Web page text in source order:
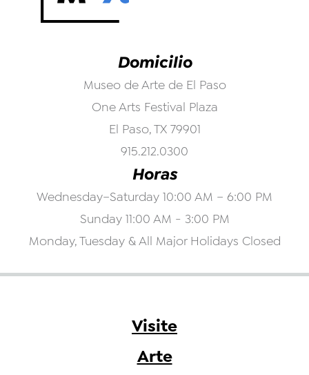
Domicilio
Museo de Arte de El Paso
One Arts Festival Plaza
El Paso, TX 79901
915.212.0300
Horas
Wednesday–Saturday 10:00 AM – 6:00 PM
Sunday 11:00 AM - 3:00 PM
Monday, Tuesday & All Major Holidays Closed
Visite
Arte